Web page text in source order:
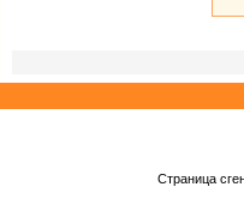
Страница